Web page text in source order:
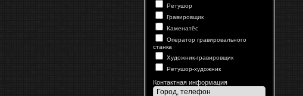
Ретушор
Гравировщик
Каменатёс
Оператор гравировального
станка
Художник-гравировщик
Ретушор-художник
Контактная информация